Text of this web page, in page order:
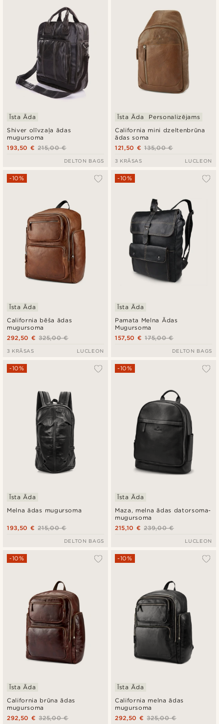
Shiver olīvzaļa ādas
mugursoma
Īsta Āda
215,00 €
193,50 €
DELTON BAGS
California mini dzeltenbrūna
ādas soma
Īsta Āda Personalizējams
135,00 €
121,50 €
3 KRĀSAS LUCLEON
California bēša ādas
mugursoma
-10%
Īsta Āda
325,00 €
292,50 €
3 KRĀSAS LUCLEON
Pamata Melna Ādas
Mugursoma
-10%
Īsta Āda
175,00 €
157,50 €
DELTON BAGS
Melna ādas mugursoma
-10%
Īsta Āda
215,00 €
193,50 €
DELTON BAGS
Maza, melna ādas datorsoma-
mugursoma
-10%
Īsta Āda
239,00 €
215,10 €
LUCLEON
California brūna ādas
mugursoma
-10%
Īsta Āda
325,00 €
292,50 €
California melna ādas
mugursoma
-10%
Īsta Āda
325,00 €
292,50 €